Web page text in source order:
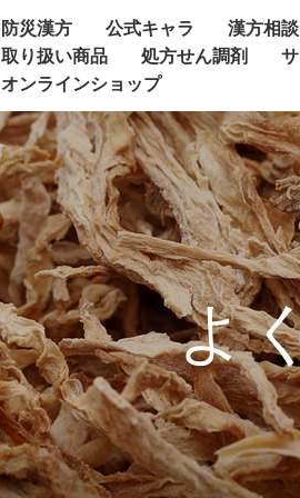
防災漢方 公式キャラ 漢方相談
取り扱い商品
処方せん調剤
オンラインショップ
よ